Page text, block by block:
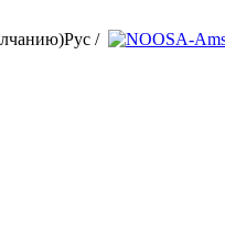
Рус /